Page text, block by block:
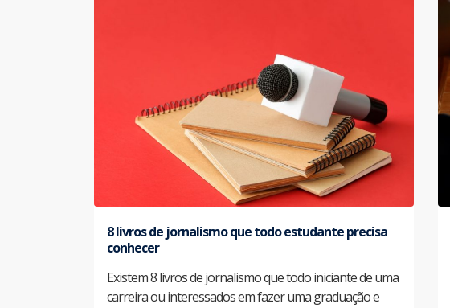
8 livros de jornalismo que todo estudante precisa
conhecer
Existem 8 livros de jornalismo que todo iniciante de uma
carreira ou interessados em fazer uma graduação e